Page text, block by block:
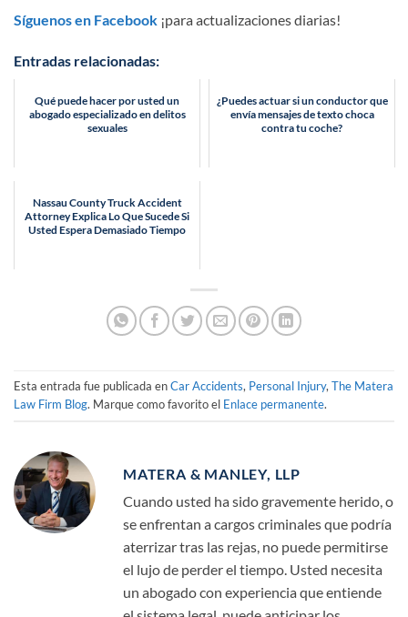
Síguenos en Facebook ¡para actualizaciones diarias!
Entradas relacionadas:
Qué puede hacer por usted un
abogado especializado en delitos
sexuales
¿Puedes actuar si un conductor que
envía mensajes de texto choca
contra tu coche?
Nassau County Truck Accident
Attorney Explica Lo Que Sucede Si
Usted Espera Demasiado Tiempo
Esta entrada fue publicada enCar Accidents, Personal Injury, The Matera
Law Firm Blog. Marque como favorito el Enlace permanente.
MATERA & MANLEY, LLP
Cuando usted ha sido gravemente herido, o
se enfrentan a cargos criminales que podría
aterrizar tras las rejas, no puede permitirse
el lujo de perder el tiempo. Usted necesita
un abogado con experiencia que entiende